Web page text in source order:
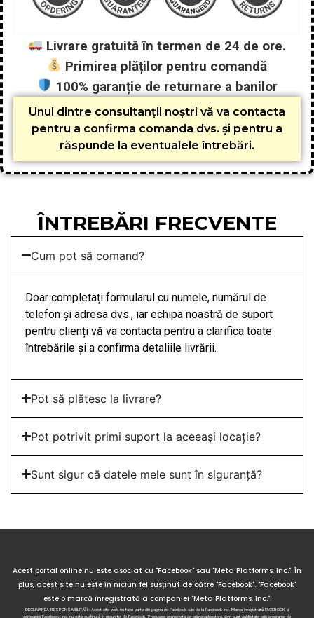
Livrare gratuită în termen de 24 de ore.
Primirea plăților pentru comandă
100% garanție de returnare a banilor
Unul dintre consultanții noștri vă va contacta
pentru a confirma comanda dvs. și pentru a
răspunde la eventualele întrebări.
ÎNTREBĂRI FRECVENTE
Cum pot să comand?
Doar completați formularul cu numele, numărul de
telefon și adresa dvs., iar echipa noastră de suport
pentru clienți vă va contacta pentru a clarifica toate
întrebările și a confirma detaliile livrării.
Pot să plătesc la livrare?
Pot potrivit primi suport la aceeași locație?
Sunt sigur că datele mele sunt în siguranță?
Acest portal online nu este asociat cu "Facebook" sau "Meta Platforms, Inc.". În
plus, acest site nu este în niciun fel susținut de către "Facebook". "Facebook"
este o marcă înregistrată a companiei "Meta Platforms, Inc.".
DECLINAREA RESPONSABILITĂȚII: Acest site web nu face parte din pagina de Facebook sau de la Facebook Inc. Marca înregistrată FACEBOOK a
companiei Facebook, Inc. nu este susținută în niciun fel de Facebook. Produsele promovate pe primegadgestore.com sunt publicitate prin programe de